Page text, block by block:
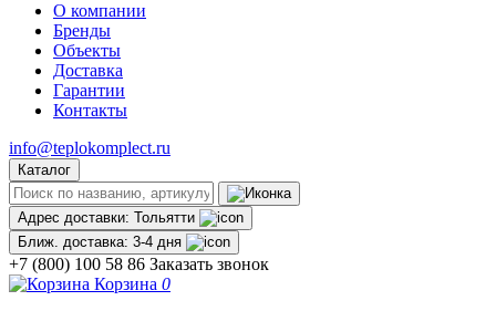
О компании
Бренды
Объекты
Доставка
Гарантии
Контакты
info@teplokomplect.ru
Каталог
Адрес доставки: Тольятти
Ближ. доставка: 3-4 дня
+7 (800) 100 58 86 Заказать звонок
Корзина 0